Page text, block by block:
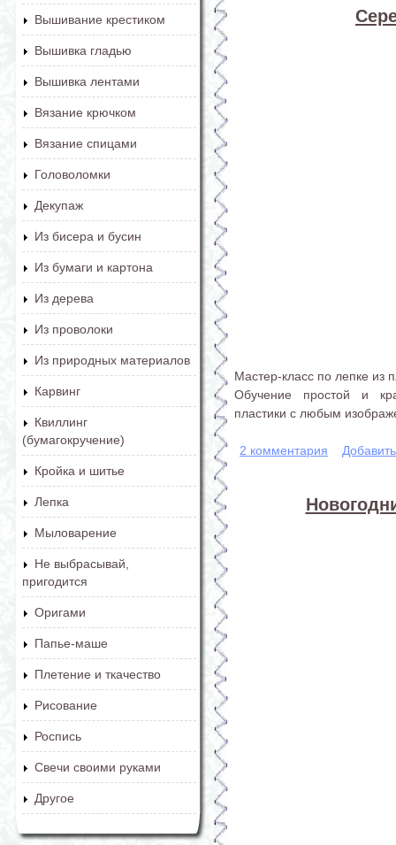
Вышивание крестиком
Вышивка гладью
Вышивка лентами
Вязание крючком
Вязание спицами
Головоломки
Декупаж
Из бисера и бусин
Из бумаги и картона
Из дерева
Из проволоки
Из природных материалов
Карвинг
Квиллинг
(бумагокручение)
Кройка и шитье
Лепка
Мыловарение
Не выбрасывай,
пригодится
Оригами
Папье-маше
Плетение и ткачество
Рисование
Роспись
Свечи своими руками
Другое
Мастер-класс по лепке из
Обучение простой и
пластики с любым
2 комментария